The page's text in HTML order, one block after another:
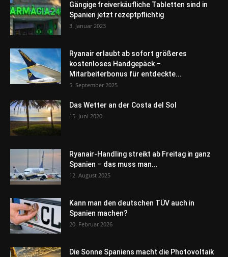
Gängige freiverkäufliche Tabletten sind in
Spanien jetzt rezeptpflichtig
3. Januar 2023
Ryanair erlaubt ab sofort größeres
kostenloses Handgepäck –
Mitarbeiterbonus für entdeckte...
5. September 2025
Das Wetter an der Costa del Sol
15. Juni 2020
Ryanair-Handling streikt ab Freitag in ganz
Spanien – das muss man...
12. August 2025
Kann man den deutschen TÜV auch in
Spanien machen?
20. Februar 2026
Die Sonne Spaniens macht die Photovoltaik